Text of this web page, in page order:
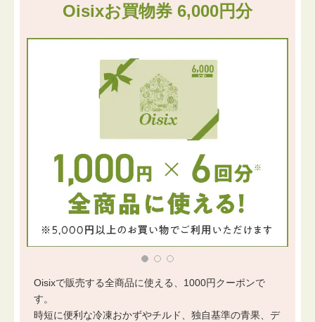
Oisixお買物券 6,000円分
Oisixで販売する全商品に使える、1000円クーポンで
す。
時短に便利な冷凍おかずやチルド、独自基準の青果、デ